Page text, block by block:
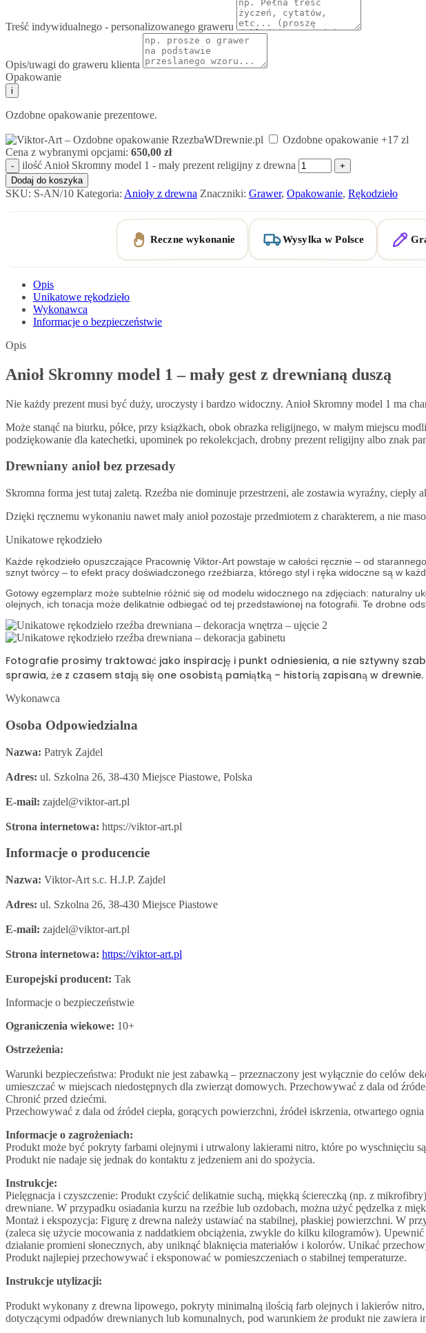
Treść indywidualnego - personalizowanego graweru
Opis/uwagi do graweru klienta
Opakowanie
i
Ozdobne opakowanie prezentowe.
Ozdobne opakowanie +17 zl
Cena z wybranymi opcjami: 650,00 zł
ilość Anioł Skromny model 1 - mały prezent religijny z drewna
Dodaj do koszyka
SKU: S-AN/10 Kategoria: Anioły z drewna Znaczniki: Grawer, Opakowanie, Rękodzieło
Reczne wykonanie Wysylka w Polsce
Opis
Unikatowe rękodzieło
Wykonawca
Informacje o bezpieczeństwie
Opis
Anioł Skromny model 1 – mały gest z drewnianą duszą
Nie każdy prezent musi być duży, uroczysty i bardzo widoczny. Anioł Skromny model 1 ma
Może stanąć na biurku, półce, przy książkach, obok obrazka religijnego, w małym miejscu
podziękowanie dla katechetki, upominek po rekolekcjach, drobny prezent religijny albo znak
Drewniany anioł bez przesady
Skromna forma jest tutaj zaletą. Rzeźba nie dominuje przestrzeni, ale zostawia wyraźny,
Dzięki ręcznemu wykonaniu nawet mały anioł pozostaje przedmiotem z charakterem, a nie
Unikatowe rękodzieło
Każde rękodzieło opuszczające Pracownię Viktor-Art powstaje w całości ręcznie – od
sznyt twórcy – to efekt pracy doświadczonego rzeźbiarza, którego styl i ręka widoczne są w
Gotowy egzemplarz może subtelnie różnić się od modelu widocznego na zdjęciach: naturalny
olejnych, ich tonacja może delikatnie odbiegać od tej przedstawionej na fotografii. Te drobne
Fotografie prosimy traktować jako inspirację i punkt odniesienia, a nie sztywny
sprawia, że z czasem stają się one osobistą pamiątką – historią zapisaną w drewnie.
Wykonawca
Osoba Odpowiedzialna
Nazwa: Patryk Zajdel
Adres: ul. Szkolna 26, 38-430 Miejsce Piastowe, Polska
E-mail: zajdel@viktor-art.pl
Strona internetowa: https://viktor-art.pl
Informacje o producencie
Nazwa: Viktor-Art s.c. H.J.P. Zajdel
Adres: ul. Szkolna 26, 38-430 Miejsce Piastowe
E-mail: zajdel@viktor-art.pl
Strona internetowa: https://viktor-art.pl
Europejski producent: Tak
Informacje o bezpieczeństwie
Ograniczenia wiekowe: 10+
Ostrzeżenia:
Warunki bezpieczeństwa: Produkt nie jest zabawką – przeznaczony jest wyłącznie do celów
umieszczać w miejscach niedostępnych dla zwierząt domowych. Przechowywać z dala od
Chronić przed dziećmi.
Przechowywać z dala od źródeł ciepła, gorących powierzchni, źródeł iskrzenia, otwartego
Informacje o zagrożeniach:
Produkt może być pokryty farbami olejnymi i utrwalony lakierami nitro, które po wyschnięciu
Produkt nie nadaje się jednak do kontaktu z jedzeniem ani do spożycia.
Instrukcje:
Pielęgnacja i czyszczenie: Produkt czyścić delikatnie suchą, miękką ściereczką (np. z
drewniane. W przypadku osiadania kurzu na rzeźbie lub ozdobach, można użyć pędzelka z
Montaż i ekspozycja: Figurę z drewna należy ustawiać na stabilnej, płaskiej powierzchni. W
(zaleca się użycie mocowania z naddatkiem obciążenia, zwykle do kilku kilogramów).
działanie promieni słonecznych, aby uniknąć blaknięcia materiałów i kolorów. Unikać
Produkt najlepiej przechowywać i eksponować w pomieszczeniach o stabilnej temperaturze.
Instrukcje utylizacji:
Produkt wykonany z drewna lipowego, pokryty minimalną ilością farb olejnych i lakierów
dotyczącymi odpadów drewnianych lub komunalnych, pod warunkiem że produkt nie zawiera